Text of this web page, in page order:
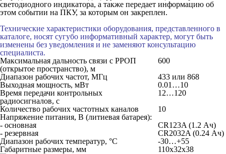
светодиодного индикатора, а также передает информацию об
этом событии на ПКУ, за которым он закреплен.
Технические характеристики оборудования, представленного в
каталоге, носят сугубо информативный характер, могут быть
изменены без уведомления и не заменяют консультацию
специалиста.
Максимальная дальность связи с РРОП
(открытое пространство), м
600
Диапазон рабочих частот, МГц
433 или 868
Выходная мощность, мВт
0.01…10
Время передачи контрольных
радиосигналов, с
12…120
Количество рабочих частотных каналов
10
Напряжение питания, В (литиевая батарея):
- основная
CR123A (1.2 Ач)
- резервная
CR2032A (0.24 Ач)
Диапазон рабочих температур, °С
-30…+55
Габаритные размеры, мм
110х32х38